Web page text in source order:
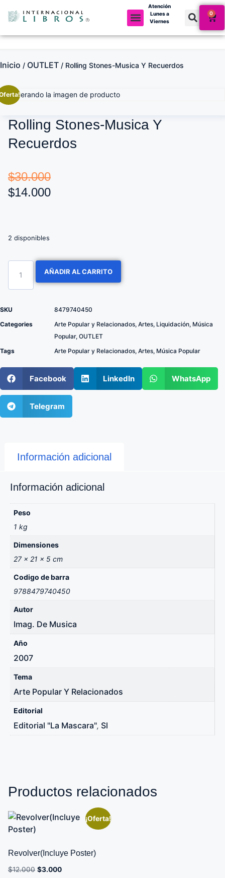
Atención
Lunes a
Viernes
0
Inicio / OUTLET / Rolling Stones-Musica Y Recuerdos
Rolling Stones-Musica Y
Recuerdos
$30.000
$14.000
2 disponibles
AÑADIR AL CARRITO
SKU
8479740450
Categories
Arte Popular y Relacionados, Artes, Liquidación, Música
Popular, OUTLET
Tags
Arte Popular y Relacionados, Artes, Música Popular
Facebook LinkedIn WhatsApp
Telegram
Información adicional
Información adicional
Peso
1 kg
Dimensiones
27 × 21 × 5 cm
Codigo de barra
9788479740450
Autor
Imag. De Musica
Año
2007
Tema
Arte Popular Y Relacionados
Editorial
Editorial "La Mascara", Sl
Productos relacionados
¡Oferta!
Revolver(Incluye Poster)
$12.000 $3.000